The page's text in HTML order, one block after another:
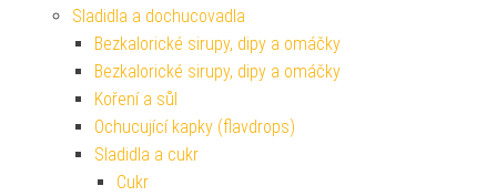
Sladidla a dochucovadla
Bezkalorické sirupy, dipy a omáčky
Bezkalorické sirupy, dipy a omáčky
Koření a sůl
Ochucující kapky (flavdrops)
Sladidla a cukr
Cukr